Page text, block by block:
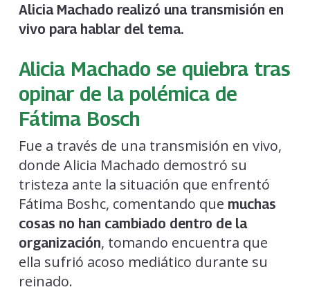
Alicia Machado realizó una transmisión en
vivo para hablar del tema.
Alicia Machado se quiebra tras
opinar de la polémica de
Fátima Bosch
Fue a través de una transmisión en vivo,
donde Alicia Machado demostró su
tristeza ante la situación que enfrentó
Fátima Boshc, comentando que muchas
cosas no han cambiado dentro de la
organización, tomando encuentra que
ella sufrió acoso mediático durante su
reinado.